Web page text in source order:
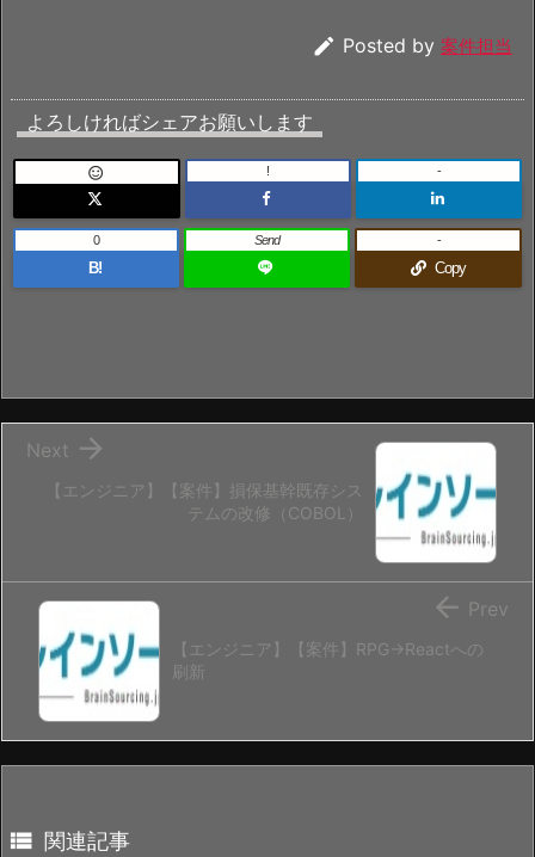
 Posted by 案件担当
よろしければシェアお願いします
 ! -
B!
0 Send
Copy
-
【エンジニア】【案件】損保基幹既存シス
テムの改修（COBOL）

Next
【エンジニア】【案件】RPG→Reactへの
刷新
 Prev
 関連記事